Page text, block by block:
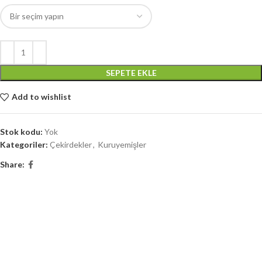
SEPETE EKLE
Add to wishlist
Stok kodu: Yok
Kategoriler: Çekirdekler, Kuruyemişler
Share: